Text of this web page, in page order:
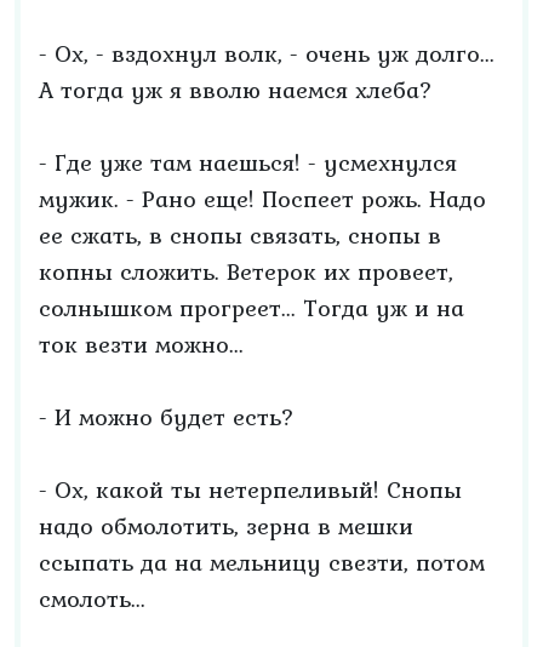
- Ох, - вздохнул волк, - очень уж долго...
А тогда уж я вволю наемся хлеба?
- Где уже там наешься! - усмехнулся
мужик. - Рано еще! Поспеет рожь. Надо
ее сжать, в снопы связать, снопы в
копны сложить. Ветерок их провеет,
солнышком прогреет... Тогда уж и на
ток везти можно...
- И можно будет есть?
- Ох, какой ты нетерпеливый! Снопы
надо обмолотить, зерна в мешки
ссыпать да на мельницу свезти, потом
смолоть...